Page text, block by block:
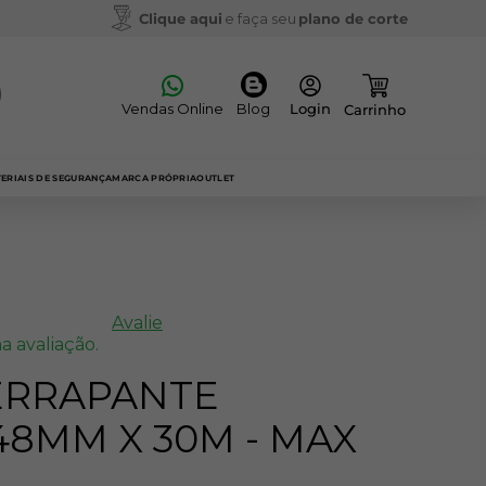
Clique aqui e faça seu plano de corte
Vendas Online Blog
DE SEGURANÇAMARCA PRÓPRIAOUTLET
avaliação.
Avalie
X 30M - MAX